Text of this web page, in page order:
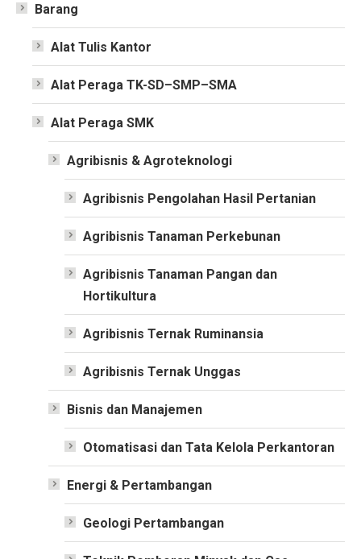
Barang
Alat Tulis Kantor
Alat Peraga TK-SD–SMP–SMA
Alat Peraga SMK
Agribisnis & Agroteknologi
Agribisnis Pengolahan Hasil Pertanian
Agribisnis Tanaman Perkebunan
Agribisnis Tanaman Pangan dan
Hortikultura
Agribisnis Ternak Ruminansia
Agribisnis Ternak Unggas
Bisnis dan Manajemen
Otomatisasi dan Tata Kelola Perkantoran
Energi & Pertambangan
Geologi Pertambangan